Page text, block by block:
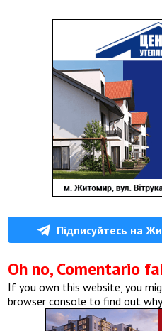
Підписуйтесь на
Oh no, Comentario
If you own this website, you
browser console to find out